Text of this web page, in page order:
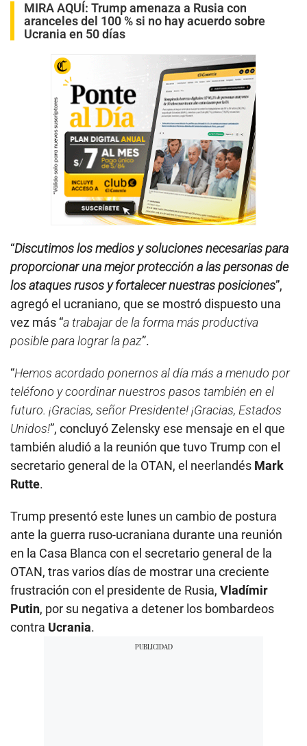
MIRA AQUÍ: Trump amenaza a Rusia con
aranceles del 100 % si no hay acuerdo sobre
Ucrania en 50 días
“Discutimos los medios y soluciones necesarias para
proporcionar una mejor protección a las personas de
los ataques rusos y fortalecer nuestras posiciones”,
agregó el ucraniano, que se mostró dispuesto una
vez más “a trabajar de la forma más productiva
posible para lograr la paz”.
“Hemos acordado ponernos al día más a menudo por
teléfono y coordinar nuestros pasos también en el
futuro. ¡Gracias, señor Presidente! ¡Gracias, Estados
Unidos!”, concluyó Zelensky ese mensaje en el que
también aludió a la reunión que tuvo Trump con el
secretario general de la OTAN, el neerlandés Mark
Rutte.
Trump presentó este lunes un cambio de postura
ante la guerra ruso-ucraniana durante una reunión
en la Casa Blanca con el secretario general de la
OTAN, tras varios días de mostrar una creciente
frustración con el presidente de Rusia, Vladímir
Putin, por su negativa a detener los bombardeos
contra Ucrania.